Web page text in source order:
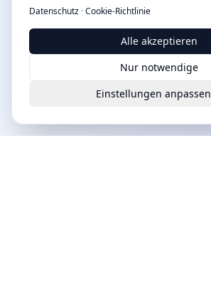
Datenschutz ·Cookie-Richtlinie
Alle akzeptieren
Nur notwendige
Einstellungen anpassen